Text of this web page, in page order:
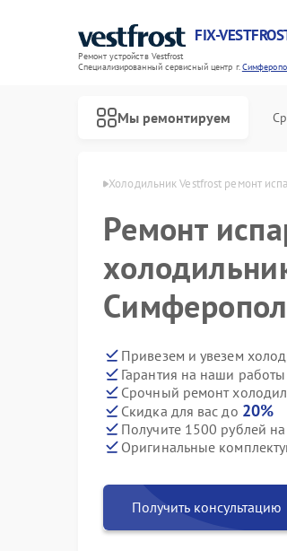
FIX-
Ремонт устройств Vestfrost
Специализированный cервисный центр г.
Мы ремонтируем
в Симферополе Холодильник Vestfrost ремонт
Ремонт
Привезем и увезем
Гарантия на наши
Срочный ремонт
Скидка для вас до 20%
Получите 1500 рублей
Оригинальные
Получить консультацию